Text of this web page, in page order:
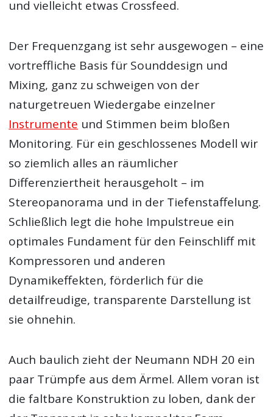
und vielleicht etwas Crossfeed.
Der Frequenzgang ist sehr ausgewogen – eine
vortreffliche Basis für Sounddesign und
Mixing, ganz zu schweigen von der
naturgetreuen Wiedergabe einzelner
Instrumente und Stimmen beim bloßen
Monitoring. Für ein geschlossenes Modell wir
so ziemlich alles an räumlicher
Differenziertheit herausgeholt – im
Stereopanorama und in der Tiefenstaffelung.
Schließlich legt die hohe Impulstreue ein
optimales Fundament für den Feinschliff mit
Kompressoren und anderen
Dynamikeffekten, förderlich für die
detailfreudige, transparente Darstellung ist
sie ohnehin.
Auch baulich zieht der Neumann NDH 20 ein
paar Trümpfe aus dem Ärmel. Allem voran ist
die faltbare Konstruktion zu loben, dank der